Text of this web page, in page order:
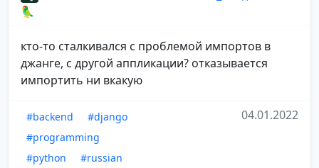
🦜
кто-то сталкивался с проблемой импортов в
джанге, с другой аппликации? отказывается
импортить ни вкакую
#backend
#django
#programming
#python
#russian
04.01.2022